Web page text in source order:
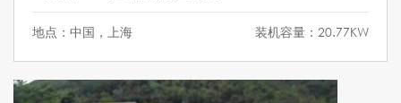
地点：中国，上海 装机容量：20.77KW